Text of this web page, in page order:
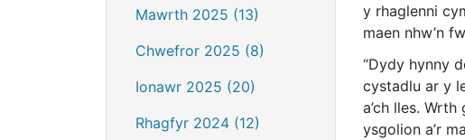
Mawrth 2025 (13)
Chwefror 2025 (8)
Ionawr 2025 (20)
Rhagfyr 2024 (12)
y rhaglenni
maen nhw’n
“Dydy hynny
cystadlu ar y
a’ch lles.
ysgolion a’r